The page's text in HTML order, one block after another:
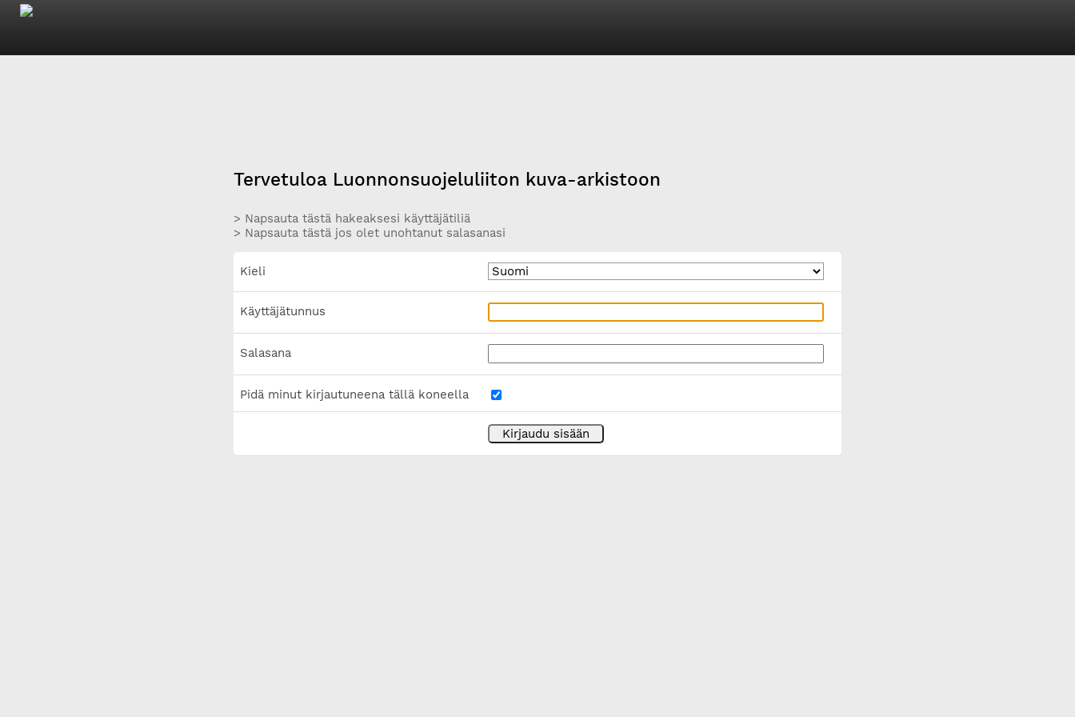
Tervetuloa Luonnonsuojeluliiton kuva-arkistoon
> Napsauta tästä hakeaksesi käyttäjätiliä
> Napsauta tästä jos olet unohtanut salasanasi
Kieli
Käyttäjätunnus
Salasana
Pidä minut kirjautuneena tällä koneella